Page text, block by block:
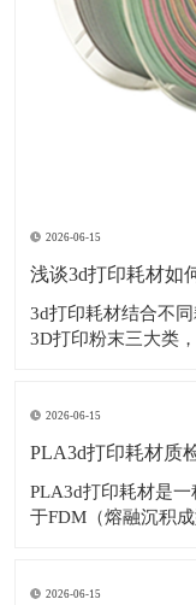
2026-06-15
浅谈3d打印耗材如
3d打印耗材结合不
3D打印粉末三大类
无直晒、远离热源 /
2026-06-15
PLA3d打印耗材质
PLA3d打印耗材是
于FDM（熔融沉积
1. 线径 & 椭圆度（
2026-06-15